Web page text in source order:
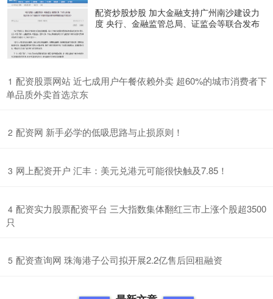
配资炒股炒股 加大金融支持广州南沙建设力
度 央行、金融监管总局、证监会等联合发布
1 ​配资股票网站 近七成用户午餐依赖外卖 超60%的城市消费者下
单品质外卖首选京东
2 ​配资网 新手必学的低吸思路与止损原则！
3 ​网上配资开户 汇丰：美元兑港元可能很快触及7.85！
4 ​配资实力股票配资平台 三大指数集体翻红三市上涨个股超3500
只
5 ​配资查询网 珠海港子公司拟开展2.2亿售后回租融资